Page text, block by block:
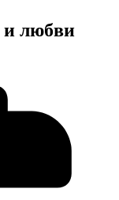
любви